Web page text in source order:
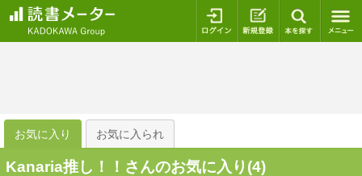
ログイン 新規登録
お気に入り お気に入られ
Kanaria推し！！さんのお気に入り(4)